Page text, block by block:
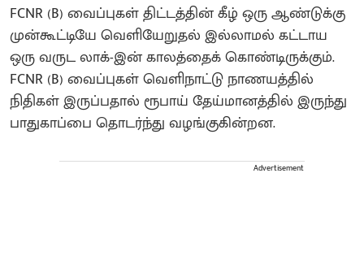
FCNR (B) வைப்புகள் திட்டத்தின் கீழ் ஒரு ஆண்டுக்கு
முன்கூட்டியே வெளியேறுதல் இல்லாமல் கட்டாய
ஒரு வருட லாக்-இன் காலத்தைக் கொண்டிருக்கும்.
FCNR (B) வைப்புகள் வெளிநாட்டு நாணயத்தில்
நிதிகள் இருப்பதால் ரூபாய் தேய்மானத்தில் இருந்து
பாதுகாப்பை தொடர்ந்து வழங்குகின்றன.
Advertisement